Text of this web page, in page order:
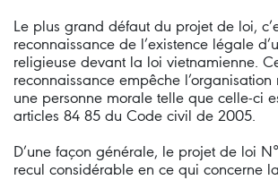
Le plus grand défaut du projet de loi,
reconnaissance de l’existence légale
religieuse devant la loi vietnamienne.
reconnaissance empêche l’organisation
une personne morale telle que celle-ci
articles 84 85 du Code civil de 2005.
D’une façon générale, le projet de loi
recul considérable en ce qui concerne